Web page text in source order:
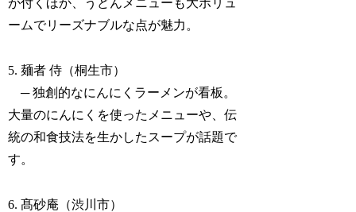
が付くほか、うどんメニューも大ボリュ
ームでリーズナブルな点が魅力。
5. 麺者 侍（桐生市）
─ 独創的なにんにくラーメンが看板。
大量のにんにくを使ったメニューや、伝
統の和食技法を生かしたスープが話題で
す。
6. 髙砂庵（渋川市）